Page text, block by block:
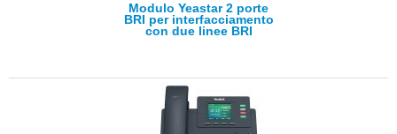
Modulo Yeastar 2 porte
BRI per interfacciamento
con due linee BRI